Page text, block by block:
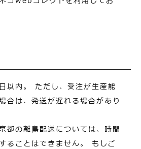
以内。
ただし、受注が生産能
合は、発送が遅れる場合があり
都の離島配送については、時間
ることはできません。
もしご